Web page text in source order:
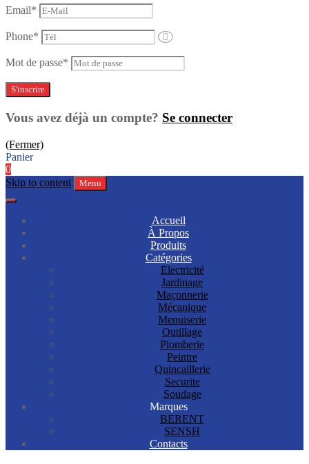
Email*
Phone*
Mot de passe*
Vous avez déjà un compte? Se connecter
(Fermer)
Panier
0
Skip to content
Menu
Accueil
À Propos
Produits
Catégories
Electricité
Jardinage
Maçonnerie
Mécanique
Menuiserie
Outillage
Plomberie
Peintre
Quincaillerie
Securite
Soudage
Marques
BERENT
SENSH
Contacts